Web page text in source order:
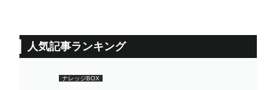
人気記事ランキング
ナレッジBOX